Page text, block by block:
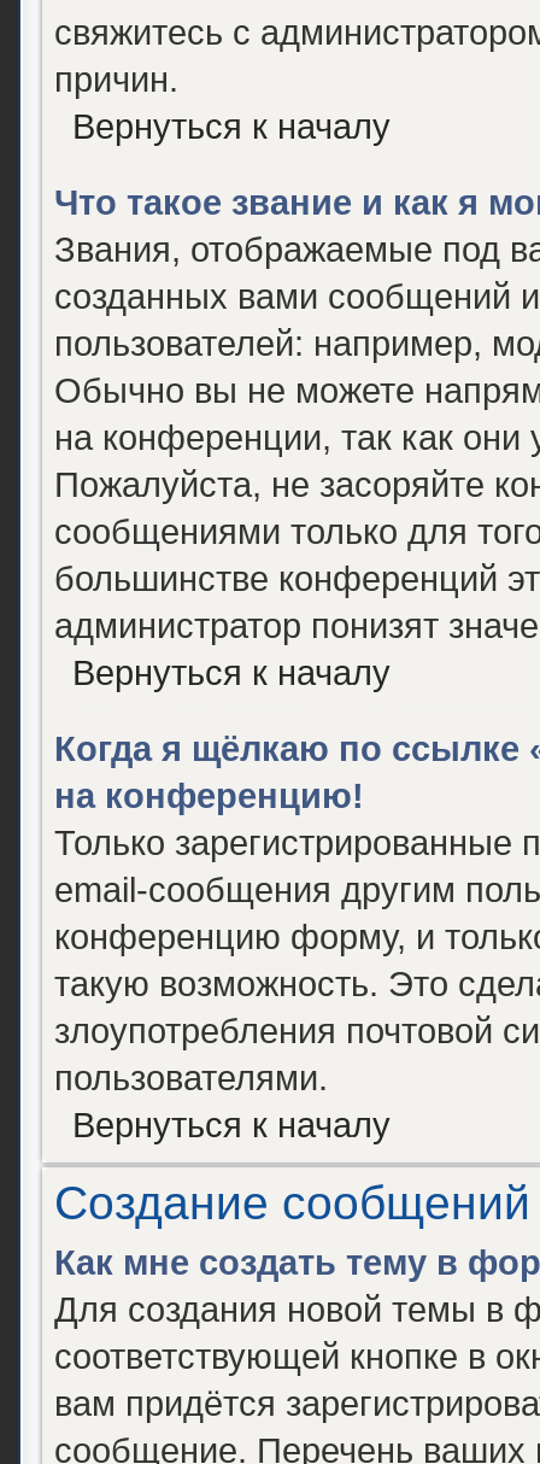
свяжитесь с
причин.
Вернуться к началу
Что такое звание и как я
Звания, отображаемые под
созданных вами сообщений
пользователей: например,
Обычно вы не можете
на конференции, так как
Пожалуйста, не засоряйте
сообщениями только для
большинстве конференций
администратор понизят
Вернуться к началу
Когда я щёлкаю по ссылке
на конференцию!
Только зарегистрированные
email-сообщения другим
конференцию форму, и
такую возможность. Это
злоупотребления почтовой
пользователями.
Вернуться к началу
Создание сообщений
Как мне создать тему в
Для создания новой темы в
соответствующей кнопке в
вам придётся
сообщение. Перечень ваших